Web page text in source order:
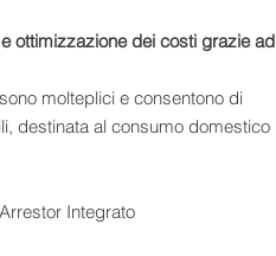
ottimizzazione dei costi grazie ad
molteplici e consentono di
destinata al consumo domestico
Integrato